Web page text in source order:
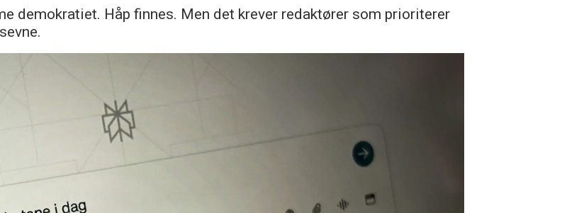
demokratiet. Håp finnes. Men det krever redaktører som prioriterer